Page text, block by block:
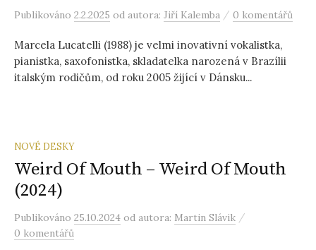
Publikováno 2.2.2025 od autora: Jiří Kalemba / 0 komentářů
Marcela Lucatelli (1988) je velmi inovativní vokalistka,
pianistka, saxofonistka, skladatelka narozená v Brazílii
italským rodičům, od roku 2005 žijící v Dánsku...
NOVÉ DESKY
Weird Of Mouth – Weird Of Mouth
(2024)
Publikováno 25.10.2024 od autora: Martin Slávik /
0 komentářů